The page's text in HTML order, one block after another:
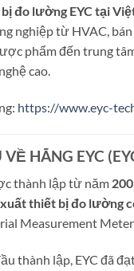
đo lường EYC tại
nghiệp từ HVAC,
phẩm đến trung
cao.
https://www.eyc-
HÃNG EYC
thành lập từ năm
xuất thiết bị đo lường
Measurement
thành lập, EYC đã